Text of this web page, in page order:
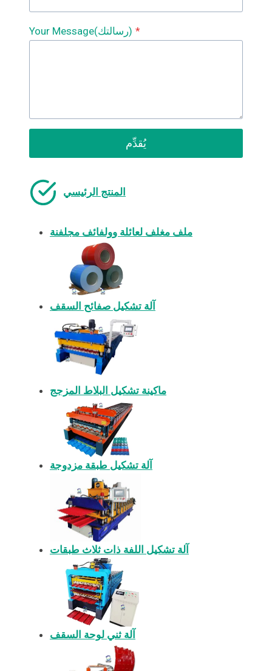
Your Message(رسالتك) *
يُقدِّم
المنتج الرئيسي
ملف مغلف لعائلة وولفائف مجلفنة
آلة تشكيل صفائح السقف
ماكينة تشكيل البلاط المزجج
آلة تشكيل طبقة مزدوجة
آلة تشكيل اللفة ذات ثلاث طبقات
آلة ثني لوحة السقف